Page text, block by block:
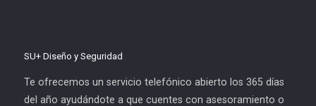
SU+ Diseño y Seguridad
Te ofrecemos un servicio telefónico abierto los 365 días
del año ayudándote a que cuentes con asesoramiento o